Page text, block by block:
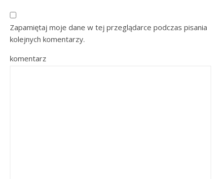
Zapamiętaj moje dane w tej przeglądarce podczas pisania
kolejnych komentarzy.
komentarz